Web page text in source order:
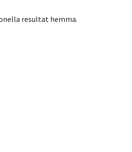
resultat hemma.